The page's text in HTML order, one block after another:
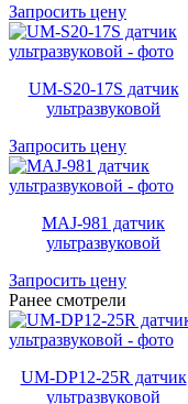
Запросить цену
UM-S20-17S датчик
ультразвуковой
Запросить цену
MAJ-981 датчик
ультразвуковой
Запросить цену
Ранее смотрели
UM-DP12-25R датчик
ультразвуковой